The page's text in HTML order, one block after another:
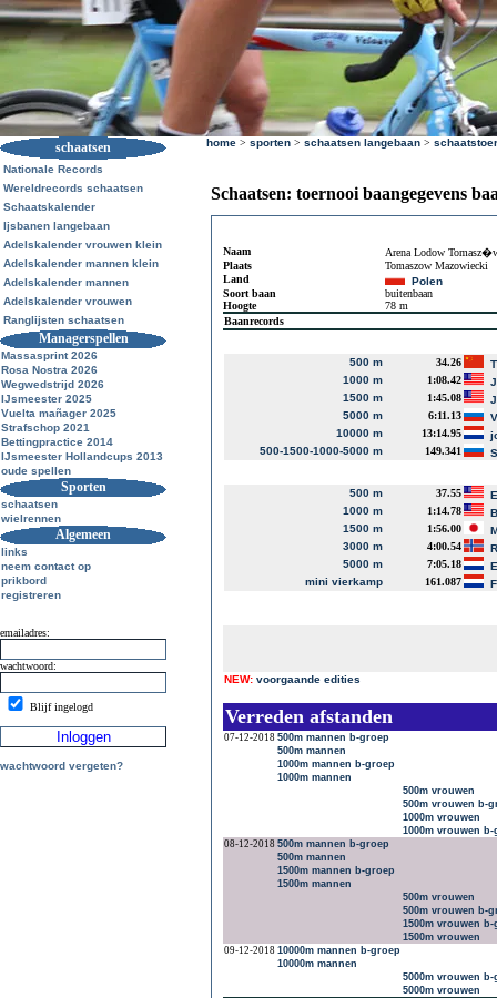
schaatsen
Nationale Records
Wereldrecords schaatsen
Schaatskalender
Ijsbanen langebaan
Adelskalender vrouwen klein
Adelskalender mannen klein
Adelskalender mannen
Adelskalender vrouwen
Ranglijsten schaatsen
Managerspellen
Massasprint 2026
Rosa Nostra 2026
Wegwedstrijd 2026
IJsmeester 2025
Vuelta mañager 2025
Strafschop 2021
Bettingpractice 2014
IJsmeester Hollandcups 2013
oude spellen
Sporten
schaatsen
wielrennen
Algemeen
links
neem contact op
prikbord
registreren
emailadres:
wachtwoord:
Blijf ingelogd
wachtwoord vergeten?
home > sporten > schaatsen langebaan >
Schaatsen: toernooi baangegevens
Naam
Arena Lodow
Plaats
Tomaszow Mazowiecki
Land
Polen
Soort baan
buitenbaan
Hoogte
78 m
Baanrecords
500 m 34.26
1000 m
1:08.42
1500 m
1:45.08
5000 m
6:11.13
10000 m
13:14.95
500-1500-1000-5000 m
149.341
500 m 37.55
1000 m
1:14.78
1500 m
1:56.00
3000 m
4:00.54
5000 m
7:05.18
mini vierkamp
161.087
NEW: voorgaande edities
Verreden afstanden
07-12-2018 500m mannen b-groep
500m mannen
1000m mannen b-groep
1000m mannen
500m vrouwen
500m vrouwen b-
1000m vrouwen
1000m vrouwen b-
08-12-2018 500m mannen b-groep
500m mannen
1500m mannen b-groep
1500m mannen
500m vrouwen
500m vrouwen b-
1500m vrouwen b-
1500m vrouwen
09-12-2018 10000m mannen b-groep
10000m mannen
5000m vrouwen b-
5000m vrouwen